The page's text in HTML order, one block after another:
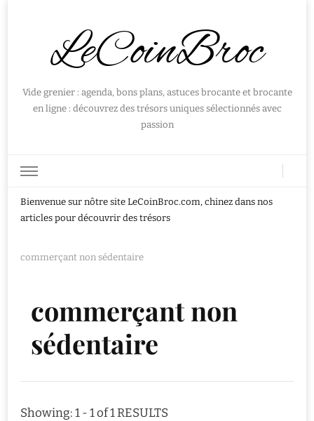
LeCoinBroc
Vide grenier : agenda, bons plans, astuces brocante et brocante
en ligne : découvrez des trésors uniques sélectionnés avec
passion
Bienvenue sur nôtre site LeCoinBroc.com, chinez dans nos
articles pour découvrir des trésors
commerçant non sédentaire
commerçant non
sédentaire
Showing: 1 - 1 of 1 RESULTS